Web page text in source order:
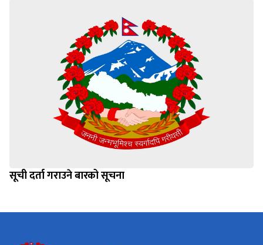
सूची दर्ता गराउने बारको सूचना